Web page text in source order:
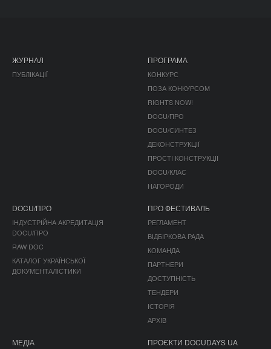
ЖУРНАЛ
ПУБЛІКАЦІЇ
ПРОГРАМА
КОНКУРС
ПОЗА КОНКУРСОМ
RIGHTS NOW!
DOCU/ПРО
DOCU/СИНТЕЗ
ДЕКОНСТРУКЦІЇ
ПРОСТІ КОНСТРУКЦІЇ
DOCU/КЛАС
НАГОРОДИ
DOCU/ПРО
ІНДУСТРІЙНА АКРЕДИТАЦІЯ
DOCU/ПРО
RAW DOC
КАТАЛОГ УКРАЇНСЬКОЇ
ДОКУМЕНТАЛІСТИКИ
ПРО ФЕСТИВАЛЬ
РЕГЛАМЕНТ
ВІДБІРКОВА РАДА
КОМАНДА
ПАРТНЕРИ
ДОСТУПНІСТЬ
ТЕНДЕРИ
ІСТОРІЯ
АРХІВ
МЕДІА ПРОЄКТИ DOCUDAYS UA